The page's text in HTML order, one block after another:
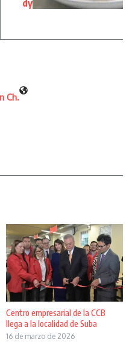
dy
Ch.
Centro empresarial de la CCB
llega a la localidad de Suba
16 de marzo de 2026